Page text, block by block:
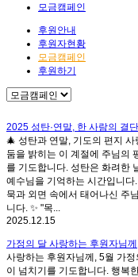
모금캠페인
후원안내
후원자현황
모금캠페인
후원하기
2025 성탄·연말, 한 사람의 결
🎄 성탄과 연말, 기도의 편지
둠을 밝히는 이 계절에 주님의
를 기도합니다. 성탄은 화려한
예수님을 기억하는 시간입니
묵과 외면 속에서 태어나신 주
니다. ✨ "목...
2025.12.15
가정의 달 사랑하는 후원자님
사랑하는 후원자님께, 5월 가
이 넘치기를 기도합니다. 행복